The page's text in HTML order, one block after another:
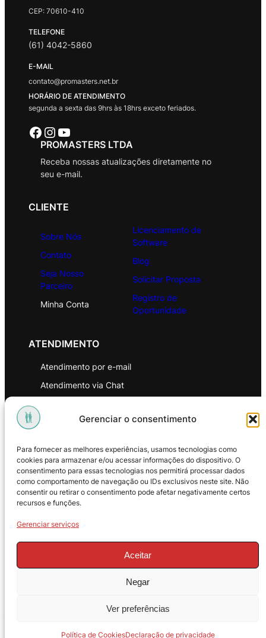
Gerenciar o consentimento
Para fornecer as melhores experiências, usamos tecnologias como
cookies para armazenar e/ou acessar informações do dispositivo. O
consentimento para essas tecnologias nos permitirá processar dados
como comportamento de navegação ou IDs exclusivos neste site. Não
consentir ou retirar o consentimento pode afetar negativamente certos
recursos e funções.
Gerenciar serviços
Aceitar
Negar
Ver preferências
Política de CookiesDeclaração de privacidade
CEP: 70610-410
TELEFONE
(61) 4042-5860
E-MAIL
contato@promasters.net.br
HORÁRIO DE ATENDIMENTO
segunda a sexta das 9hrs às 18hrs exceto feriados.
Facebook Instagram Youtube
PROMASTERS LTDA
Receba nossas atualizações diretamente no
seu e-mail.
CLIENTE
Sobre Nós
Contato
Seja Nosso
Parceiro
Minha Conta
Licenciamento de
Software
Blog
Solicitar Proposta
Registro de
Oportunidade
ATENDIMENTO
Atendimento por e-mail
Atendimento via Chat
Política de Privacidade
Política de Troca e Devoluções
Política de Reembolso
18.269.230/0001-16. Todos os direitos